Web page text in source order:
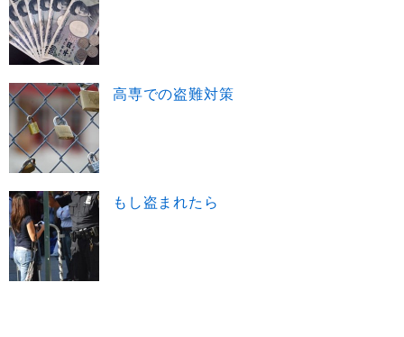
高専での盗難対策
もし盗まれたら